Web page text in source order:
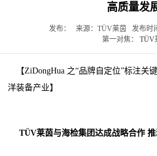
高质量发
发布： 来源：TÜV莱茵 发布时间
第一对焦： TÜV
【ZiDongHua 之“品牌自定位”标注
洋装备产业】
TÜV莱茵与海检集团达成战略合作